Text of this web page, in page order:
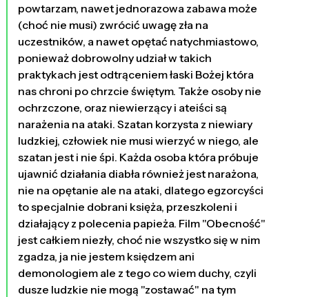
powtarzam, nawet jednorazowa zabawa może
(choć nie musi) zwrócić uwagę zła na
uczestników, a nawet opętać natychmiastowo,
ponieważ dobrowolny udział w takich
praktykach jest odtrąceniem łaski Bożej która
nas chroni po chrzcie świętym. Także osoby nie
ochrzczone, oraz niewierzący i ateiści są
narażenia na ataki. Szatan korzysta z niewiary
ludzkiej, człowiek nie musi wierzyć w niego, ale
szatan jest i nie śpi. Każda osoba która próbuje
ujawnić działania diabła również jest narażona,
nie na opętanie ale na ataki, dlatego egzorcyści
to specjalnie dobrani księża, przeszkoleni i
działający z polecenia papieża. Film "Obecność"
jest całkiem niezły, choć nie wszystko się w nim
zgadza, ja nie jestem księdzem ani
demonologiem ale z tego co wiem duchy, czyli
dusze ludzkie nie mogą "zostawać" na tym